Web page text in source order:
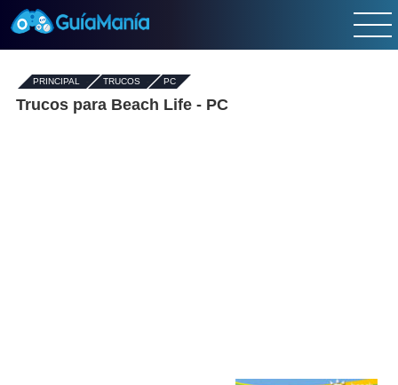
PRINCIPAL - TRUCOS- PC
Trucos para Beach Life - PC